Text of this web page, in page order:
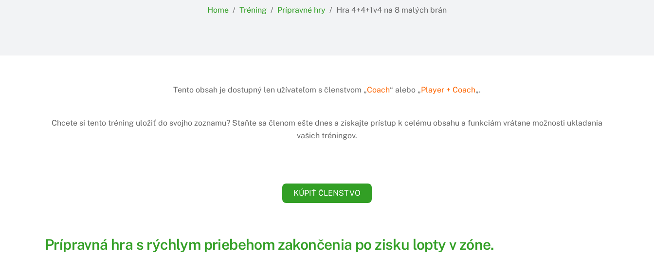
Home / Tréning / Prípravné hry / Hra 4+4+1v4 na 8 malých brán
Tento obsah je dostupný len užívateľom s členstvom „Coach“ alebo „Player + Coach„.
Chcete si tento tréning uložiť do svojho zoznamu? Staňte sa členom ešte dnes a získajte prístup k celému obsahu a funkciám vrátane možnosti ukladania
vašich tréningov.
KÚPIŤ ČLENSTVO
Prípravná hra s rýchlym priebehom zakončenia po zisku lopty v zóne.